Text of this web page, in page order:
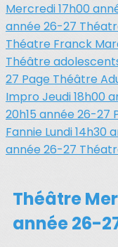
Mercredi 17h00
année 26-27
Théatre Franck
Théâtre
27 Page Théâtre
Impro Jeudi 18h00
20h15 année 26-27
Fannie Lundi 14h30
année 26-27
Théâtre
année 26-